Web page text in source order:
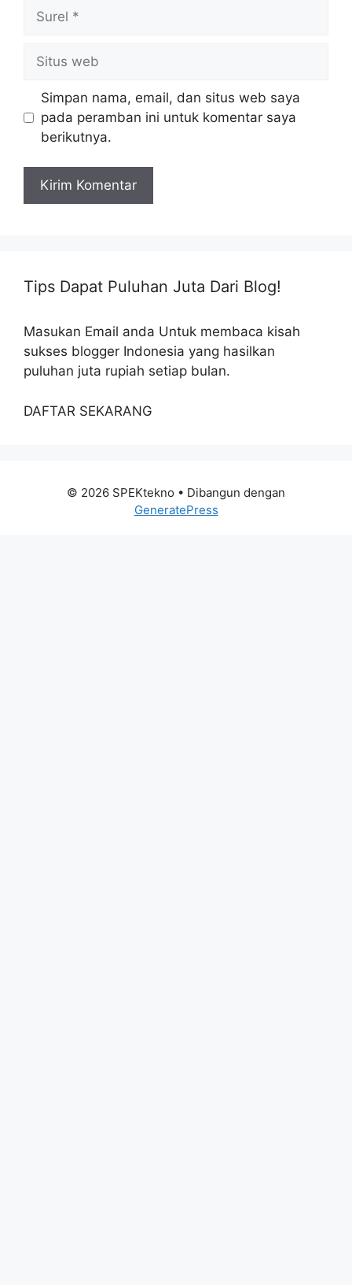
web
Simpan nama, email, dan situs web saya
pada peramban ini untuk komentar saya
berikutnya.
Tips Dapat Puluhan Juta Dari Blog!
Masukan Email anda Untuk membaca kisah
sukses blogger Indonesia yang hasilkan
puluhan juta rupiah setiap bulan.
DAFTAR SEKARANG
© 2026 SPEKtekno • Dibangun dengan
GeneratePress